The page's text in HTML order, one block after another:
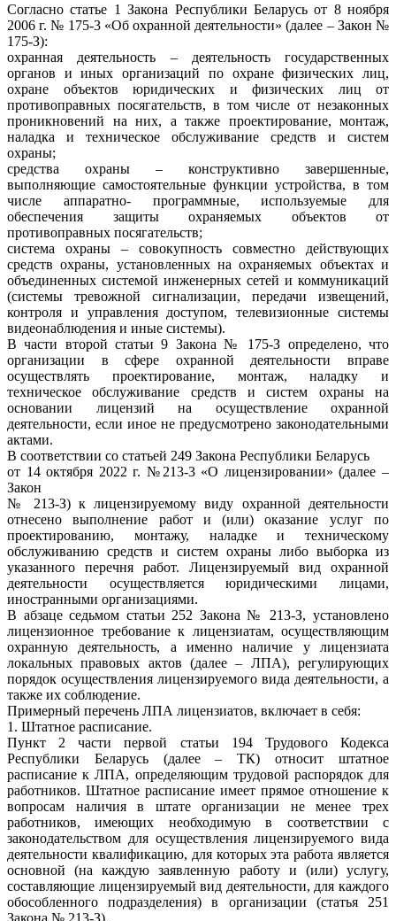
Согласно статье 1 Закона Республики Беларусь от 8 ноября
2006 г. № 175-3 «Об охранной деятельности» (далее – Закон №
175-З):
охранная деятельность – деятельность государственных
органов и иных организаций по охране физических лиц,
охране объектов юридических и физических лиц от
противоправных посягательств, в том числе от незаконных
проникновений на них, а также проектирование, монтаж,
наладка и техническое обслуживание средств и систем
охраны;
средства охраны – конструктивно завершенные,
выполняющие самостоятельные функции устройства, в том
числе аппаратно- программные, используемые для
обеспечения защиты охраняемых объектов от
противоправных посягательств;
система охраны – совокупность совместно действующих
средств охраны, установленных на охраняемых объектах и
объединенных системой инженерных сетей и коммуникаций
(системы тревожной сигнализации, передачи извещений,
контроля и управления доступом, телевизионные системы
видеонаблюдения и иные системы).
В части второй статьи 9 Закона № 175-З определено, что
организации в сфере охранной деятельности вправе
осуществлять проектирование, монтаж, наладку и
техническое обслуживание средств и систем охраны на
основании лицензий на осуществление охранной
деятельности, если иное не предусмотрено законодательными
актами.
В соответствии со статьей 249 Закона Республики Беларусь
от 14 октября 2022 г. №213-3 «О лицензировании» (далее –
Закон
№ 213-З) к лицензируемому виду охранной деятельности
отнесено выполнение работ и (или) оказание услуг по
проектированию, монтажу, наладке и техническому
обслуживанию средств и систем охраны либо выборка из
указанного перечня работ. Лицензируемый вид охранной
деятельности осуществляется юридическими лицами,
иностранными организациями.
В абзаце седьмом статьи 252 Закона № 213-З, установлено
лицензионное требование к лицензиатам, осуществляющим
охранную деятельность, а именно наличие у лицензиата
локальных правовых актов (далее – ЛПА), регулирующих
порядок осуществления лицензируемого вида деятельности, а
также их соблюдение.
Примерный перечень ЛПА лицензиатов, включает в себя:
1. Штатное расписание.
Пункт 2 части первой статьи 194 Трудового Кодекса
Республики Беларусь (далее – ТК) относит штатное
расписание к ЛПА, определяющим трудовой распорядок для
работников. Штатное расписание имеет прямое отношение к
вопросам наличия в штате организации не менее трех
работников, имеющих необходимую в соответствии с
законодательством для осуществления лицензируемого вида
деятельности квалификацию, для которых эта работа является
основной (на каждую заявленную работу и (или) услугу,
составляющие лицензируемый вид деятельности, для каждого
обособленного подразделения) в организации (статья 251
Закона № 213-З).